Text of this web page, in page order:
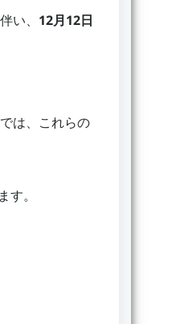
い、 12月12日
は、これらの
。